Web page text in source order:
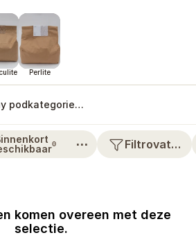
Perlite
podkategorie…
0 ⋯ Filtrovat…
komen overeen met deze
selectie.